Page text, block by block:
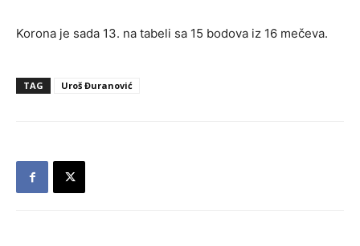
Korona je sada 13. na tabeli sa 15 bodova iz 16 mečeva.
TAG Uroš Đuranović